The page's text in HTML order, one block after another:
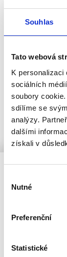
Souhlas
Tato webová
K
sociálních
soubory
sdílíme se
analýzy.
dalšími
získali v
souhlasu
Nutné
Preferenční
Statistické
pergolou? My
Od návrhu až
zeptat?